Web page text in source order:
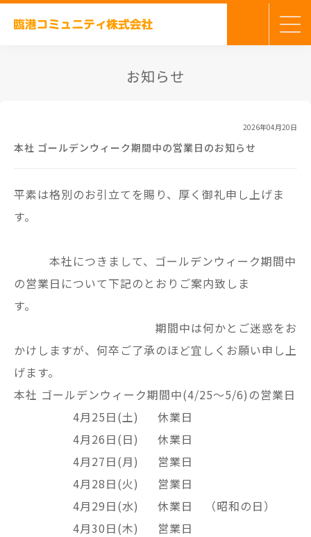
お知らせ
2026年04月20日
本社 ゴールデンウィーク期間中の営業日のお知らせ
平素は格別のお引立てを賜り、厚く御礼申し上げま
す。
本社につきまして、ゴールデンウィーク期間中
の営業日について下記のとおりご案内致しま
す。
期間中は何かとご迷惑をお
かけしますが、何卒ご了承のほど宜しくお願い申し上
げます。
本社 ゴールデンウィーク期間中(4/25～5/6)の営業日
4月25日(土) 休業日
4月26日(日) 休業日
4月27日(月) 営業日
4月28日(火) 営業日
4月29日(水) 休業日 （昭和の日）
4月30日(木) 営業日